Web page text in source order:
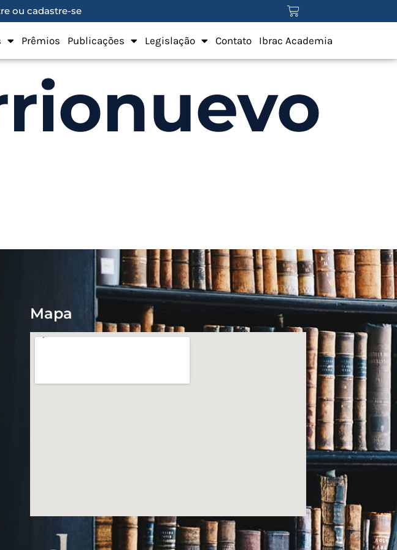
ou cadastre-se
Prêmios Publicações Legislação Contato Ibrac Academia
Mapa